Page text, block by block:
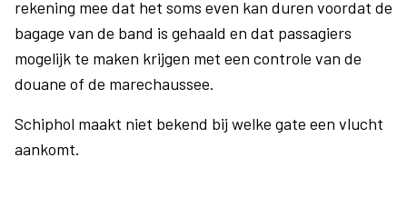
rekening mee dat het soms even kan duren voordat de
bagage van de band is gehaald en dat passagiers
mogelijk te maken krijgen met een controle van de
douane of de marechaussee.
Schiphol maakt niet bekend bij welke gate een vlucht
aankomt.